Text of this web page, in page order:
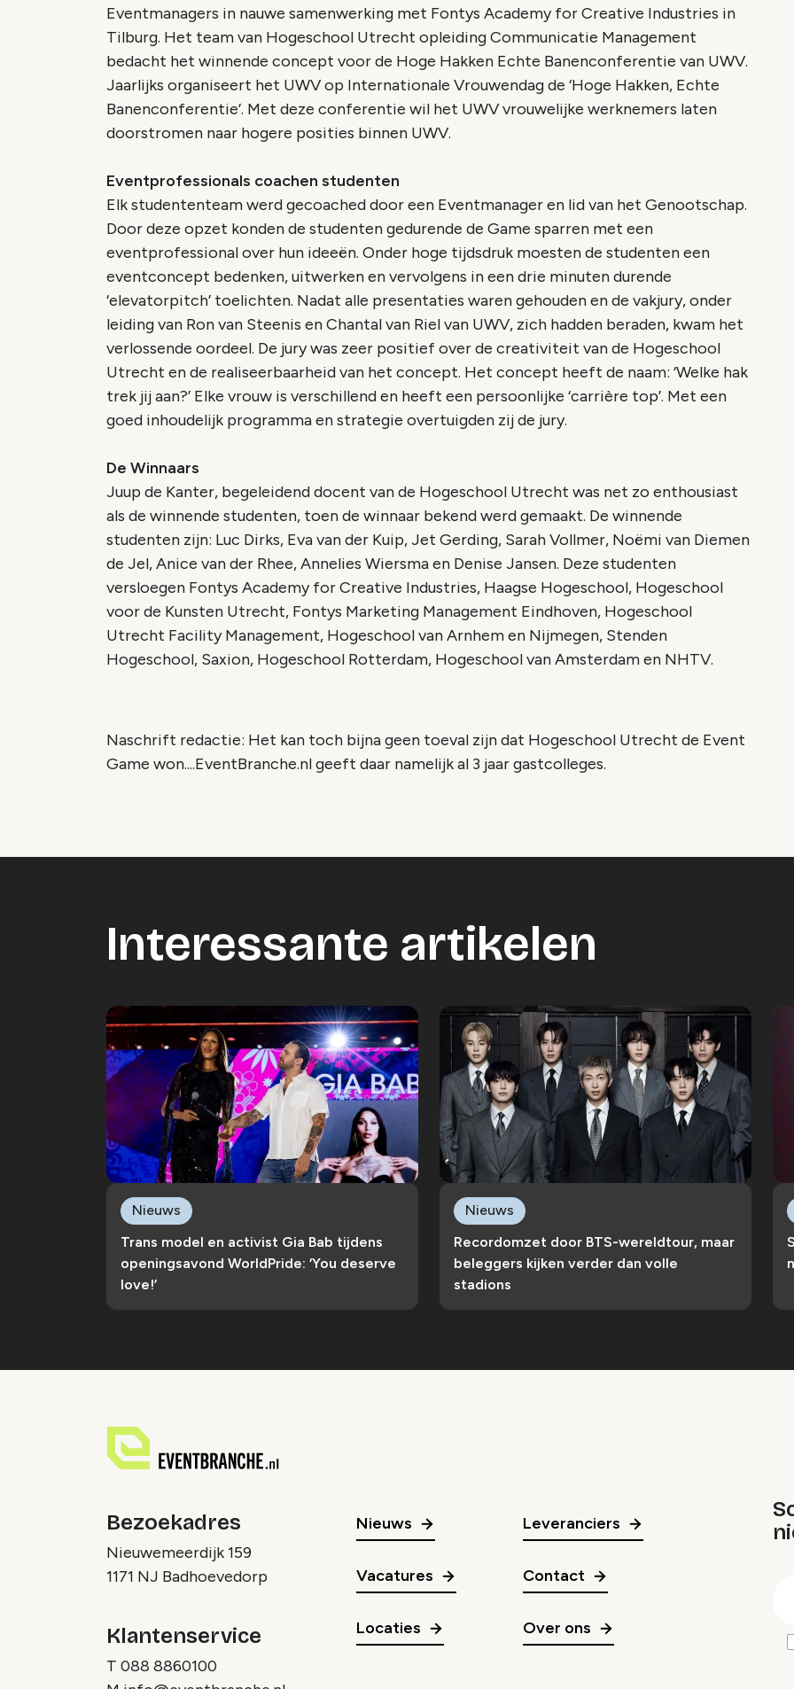
Eventmanagers in nauwe samenwerking met Fontys Academy for Creative Industries in
Tilburg. Het team van Hogeschool Utrecht opleiding Communicatie Management
bedacht het winnende concept voor de Hoge Hakken Echte Banenconferentie van UWV.
Jaarlijks organiseert het UWV op Internationale Vrouwendag de ‘Hoge Hakken, Echte
Banenconferentie’. Met deze conferentie wil het UWV vrouwelijke werknemers laten
doorstromen naar hogere posities binnen UWV.
Eventprofessionals coachen studenten
Elk studententeam werd gecoached door een Eventmanager en lid van het Genootschap.
Door deze opzet konden de studenten gedurende de Game sparren met een
eventprofessional over hun ideeën. Onder hoge tijdsdruk moesten de studenten een
eventconcept bedenken, uitwerken en vervolgens in een drie minuten durende
‘elevatorpitch’ toelichten. Nadat alle presentaties waren gehouden en de vakjury, onder
leiding van Ron van Steenis en Chantal van Riel van UWV, zich hadden beraden, kwam het
verlossende oordeel. De jury was zeer positief over de creativiteit van de Hogeschool
Utrecht en de realiseerbaarheid van het concept. Het concept heeft de naam: ‘Welke hak
trek jij aan?’ Elke vrouw is verschillend en heeft een persoonlijke ‘carrière top’. Met een
goed inhoudelijk programma en strategie overtuigden zij de jury.
De Winnaars
Juup de Kanter, begeleidend docent van de Hogeschool Utrecht was net zo enthousiast
als de winnende studenten, toen de winnaar bekend werd gemaakt. De winnende
studenten zijn: Luc Dirks, Eva van der Kuip, Jet Gerding, Sarah Vollmer, Noëmi van Diemen
de Jel, Anice van der Rhee, Annelies Wiersma en Denise Jansen. Deze studenten
versloegen Fontys Academy for Creative Industries, Haagse Hogeschool, Hogeschool
voor de Kunsten Utrecht, Fontys Marketing Management Eindhoven, Hogeschool
Utrecht Facility Management, Hogeschool van Arnhem en Nijmegen, Stenden
Hogeschool, Saxion, Hogeschool Rotterdam, Hogeschool van Amsterdam en NHTV.
Naschrift redactie: Het kan toch bijna geen toeval zijn dat Hogeschool Utrecht de Event
Game won....EventBranche.nl geeft daar namelijk al 3 jaar gastcolleges.
Interessante artikelen
Trans model en activist Gia Bab tijdens
openingsavond WorldPride: ‘You deserve
love!’
Nieuws
Recordomzet door BTS-wereldtour, maar
beleggers kijken verder dan volle
stadions
Nieuws
Bezoekadres
Nieuwemeerdijk 159
1171 NJ Badhoevedorp
Klantenservice
T 088 8860100
Nieuws
Vacatures
Locaties
Leveranciers
Contact
Over ons